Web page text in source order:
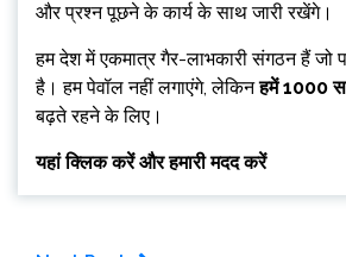
और प्रश्न पूछने के कार्य के साथ जारी रखेंगे।
हम देश में एकमात्र गैर-लाभकारी संगठन हैं जो
है। हम पेवॉल नहीं लगाएंगे, लेकिनहमें 1000
बढ़ते रहने के लिए।
यहां क्लिक करें और हमारी मदद करें